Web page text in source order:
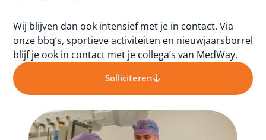
Wij blijven dan ook intensief met je in contact. Via
onze bbq’s, sportieve activiteiten en nieuwjaarsborrel
blijf je ook in contact met je collega’s van MedWay.
Solliciteren